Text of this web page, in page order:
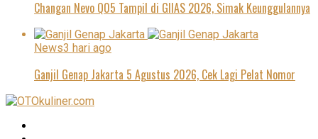
Changan Nevo Q05 Tampil di GIIAS 2026, Simak Keunggulannya
News3 hari ago
Ganjil Genap Jakarta 5 Agustus 2026, Cek Lagi Pelat Nomor